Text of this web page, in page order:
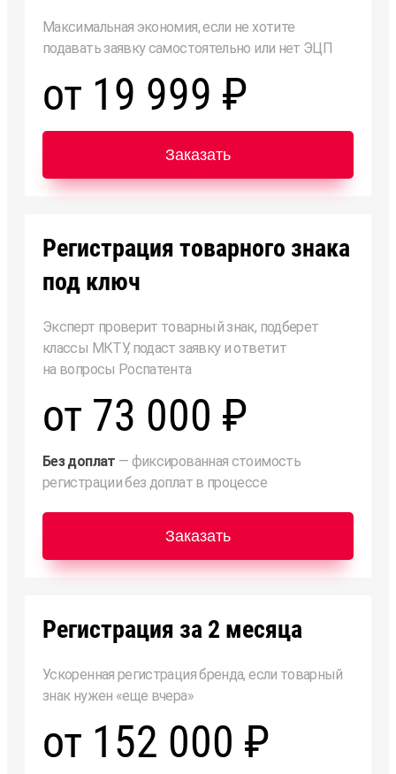
Максимальная экономия, если не хотите
подавать заявку самостоятельно или нет ЭЦП
от 19 999 ₽
Заказать
Регистрация товарного знака
под ключ
Эксперт проверит товарный знак, подберет
классы МКТУ, подаст заявку и ответит
на вопросы Роспатента
от 73 000 ₽
Без доплат — фиксированная стоимость
регистрации без доплат в процессе
Заказать
Регистрация за 2 месяца
Ускоренная регистрация бренда, если товарный
знак нужен «еще вчера»
от 152 000 ₽